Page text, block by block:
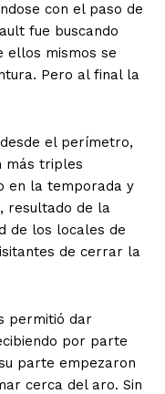
con el paso de
fue buscando
ellos mismos se
Pero al final la
el perímetro,
más triples
en la temporada y
resultado de la
de los locales de
de cerrar la
permitió dar
por parte
parte empezaron
cerca del aro. Sin